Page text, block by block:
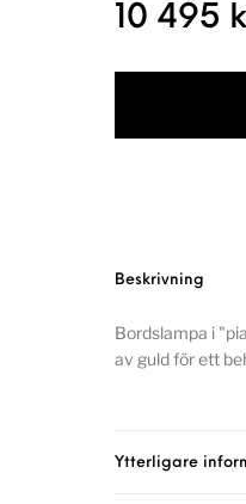
10 495
Beskrivning
Bordslampa i
av guld för ett
Ytterligare